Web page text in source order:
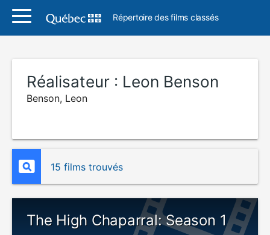
Répertoire des films classés
Réalisateur : Leon Benson
Benson, Leon
15 films trouvés
The High Chaparral: Season 1